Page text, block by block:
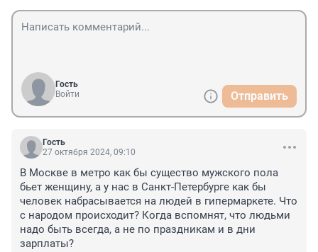
Гость
Войти
Отправить
Гость
27 октября 2024, 09:10
В Москве в метро как бы существо мужского пола
бьет женщину, а у нас в Санкт-Петербурге как бы
человек набрасывается на людей в гипермаркете. Что
с народом происходит? Когда вспомнят, что людьми
надо быть всегда, а не по праздникам и в дни
зарплаты?